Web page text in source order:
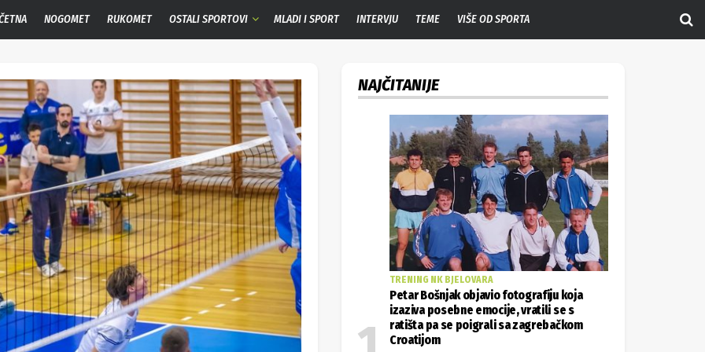
NOGOMET RUKOMET OSTALI SPORTOVI MLADI I SPORT INTERVJU TEME VIŠE OD SPORTA
NAJČITANIJE
TRENING NK BJELOVARA
Petar Bošnjak objavio fotografiju koja
izaziva posebne emocije, vratili se s
ratišta pa se poigrali sa zagrebačkom
Croatijom